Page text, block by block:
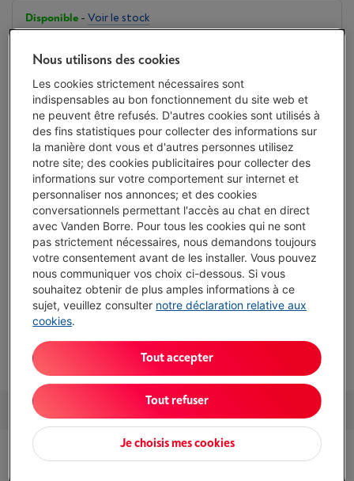
Disponible - Voir le stock
Ou 18 mensualités de € 30,29 -Plus d'infos
Taux débiteur 6,24%, Coût du crédit € 26,22
Moins de 5 en stock, commandez vite !
J'achète
Comparer
Atouts
Taille d'écran: 14 "
Capacité de la mémoire flash: 128 Go
Afficher toutes les caractéristiques
Services et Garantie Nos conseils
Disponibilité
Nous utilisons des cookies
Les cookies strictement nécessaires sont
indispensables au bon fonctionnement du site web et
ne peuvent être refusés. D'autres cookies sont utilisés à
des fins statistiques pour collecter des informations sur
la manière dont vous et d'autres personnes utilisez
notre site; des cookies publicitaires pour collecter des
informations sur votre comportement sur internet et
personnaliser nos annonces; et des cookies
conversationnels permettant l'accès au chat en direct
avec Vanden Borre. Pour tous les cookies qui ne sont
pas strictement nécessaires, nous demandons toujours
votre consentement avant de les installer. Vous pouvez
nous communiquer vos choix ci-dessous. Si vous
souhaitez obtenir de plus amples informations à ce
sujet, veuillez consulter notre déclaration relative aux
cookies.
Je choisis mes cookies
Tout refuser
Tout accepter